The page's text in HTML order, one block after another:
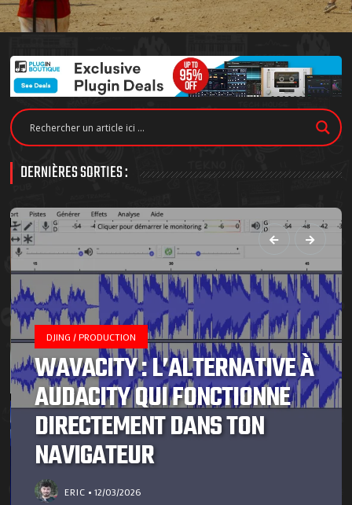
DERNIÈRES SORTIES :
DJING / PRODUCTION
WAVACITY : L’ALTERNATIVE À
AUDACITY QUI FONCTIONNE
DIRECTEMENT DANS TON
NAVIGATEUR
ERIC 12/03/2026